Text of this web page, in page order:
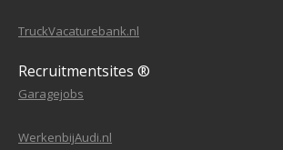
TruckVacaturebank.nl
Recruitmentsites ®
Garagejobs
WerkenbijAudi.nl